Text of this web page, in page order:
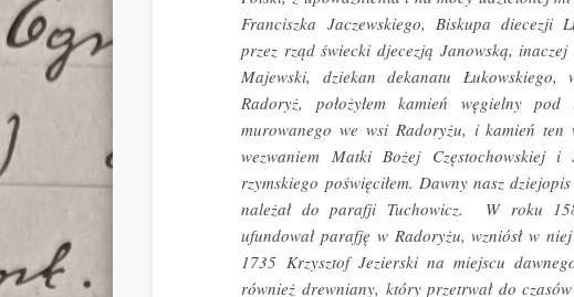
Franciszka Jaczewskiego, Biskupa diecezji
przez rząd świecki djecezją Janowską,
Majewski, dziekan dekanatu
Radoryż, położyłem kamień węgielny
murowanego we wsi Radoryżu, i kamień ten
wezwaniem Matki Bożej Częstochowskiej i
rzymskiego poświęciłem. Dawny nasz
należał do parafji Tuchowicz. W roku
ufundował parafję w Radoryżu, wzniósł w
1735 Krzysztof Jezierski na miejscu
również drewniany, który przetrwał do